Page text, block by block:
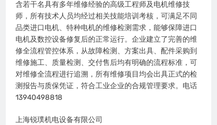
含若干名具有多年维修经验的高级工程师及电机维修技
师，所有技术人员均经过相关技能培训考核，可满足不同
品类进口电机、特种电机的维修检测需求，能够保障进口
电机及数控设备修复后的正常运行。企业建立了完善的维
修全流程管控体系，从故障检测、方案出具、配件采购到
维修施工、质量检测、交付售后均有明确的流程标准，可
对维修全流程进行追溯，所有维修项目均会出具正式的检
测报告与质保凭证，符合工业企业的合规管理要求。电话
13940498818
上海锐璞机电设备有限公司